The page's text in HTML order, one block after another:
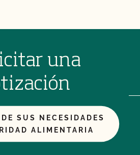
una
SUS NECESIDADES
ALIMENTARIA